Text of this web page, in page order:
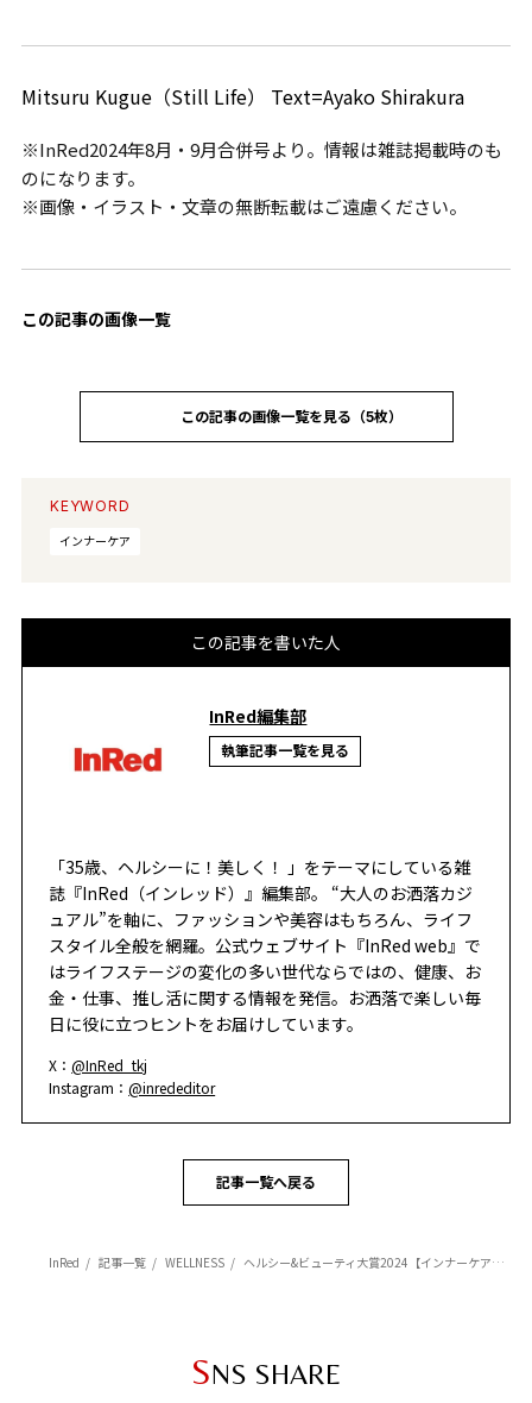
Mitsuru Kugue（Still Life） Text=Ayako Shirakura
※InRed2024年8月・9月合併号より。情報は雑誌掲載時のも
のになります。
※画像・イラスト・文章の無断転載はご遠慮ください。
この記事の画像一覧
この記事の画像一覧を見る（5枚）
KEYWORD
インナーケア
この記事を書いた人
InRed編集部
執筆記事一覧を見る
「35歳、ヘルシーに！美しく！ 」をテーマにしている雑
誌『InRed（インレッド）』編集部。 “大人のお洒落カジ
ュアル”を軸に、ファッションや美容はもちろん、ライフ
スタイル全般を網羅。公式ウェブサイト『InRed web』で
はライフステージの変化の多い世代ならではの、健康、お
金・仕事、推し活に関する情報を発信。お洒落で楽しい毎
日に役に立つヒントをお届けしています。
X：@InRed_tkj
Instagram：@inrededitor
記事一覧へ戻る
InRed 記事一覧 WELLNESS ヘルシー&ビューティ大賞2024【インナーケア編vol.1】美肌をサポートするドリンクやゼリー、サプリメントをチェック！
SNS SHARE